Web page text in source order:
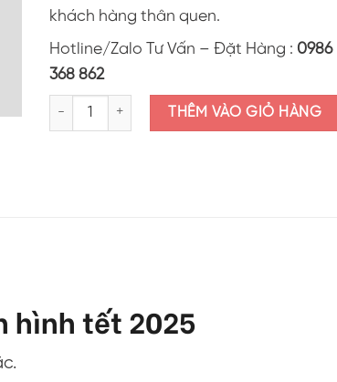
khách hàng thân quen.
Hotline/Zalo Tư Vấn – Đặt Hàng : 0986
368 862
Áo thun in hình tết 2025 AIN01 số lượng
THÊM VÀO GIỎ HÀNG
hình tết 2025